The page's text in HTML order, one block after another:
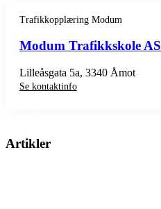
Trafikkopplæring Modum
Modum Trafikkskole AS
Lilleåsgata 5a, 3340 Åmot
Se kontaktinfo
Artikler